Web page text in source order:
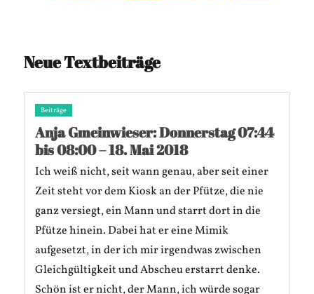
Neue Textbeiträge
Beiträge
Anja Gmeinwieser: Donnerstag 07:44
bis 08:00 – 18. Mai 2018
Ich weiß nicht, seit wann genau, aber seit einer
Zeit steht vor dem Kiosk an der Pfütze, die nie
ganz versiegt, ein Mann und starrt dort in die
Pfütze hinein. Dabei hat er eine Mimik
aufgesetzt, in der ich mir irgendwas zwischen
Gleichgültigkeit und Abscheu erstarrt denke.
Schön ist er nicht, der Mann, ich würde sogar